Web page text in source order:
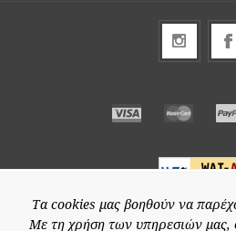
Τα cookies μας βοηθούν να
Με τη χρήση των υπηρεσιών μας,